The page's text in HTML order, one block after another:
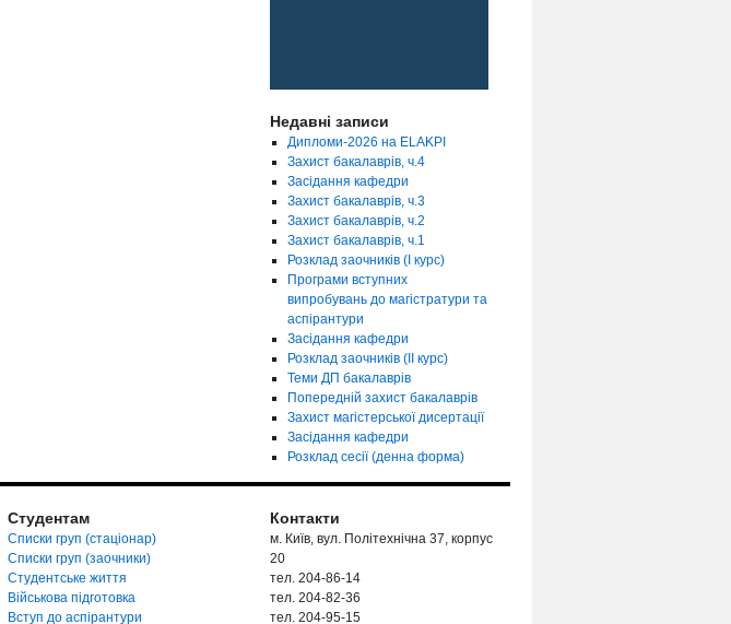
Недавні записи
Дипломи-2026 на ELAKPI
Захист бакалаврів, ч.4
Засідання кафедри
Захист бакалаврів, ч.3
Захист бакалаврів, ч.2
Захист бакалаврів, ч.1
Розклад заочників (І курс)
Програми вступних
випробувань до магістратури та
аспірантури
Засідання кафедри
Розклад заочників (ІІ курс)
Теми ДП бакалаврів
Попередній захист бакалаврів
Захист магістерської дисертації
Засідання кафедри
Розклад сесії (денна форма)
Студентам
Списки груп (стаціонар)
Списки груп (заочники)
Студентське життя
Військова підготовка
Вступ до аспірантури
Контакти
м. Київ, вул. Політехнічна 37, корпус
20
тел. 204-86-14
тел. 204-82-36
тел. 204-95-15